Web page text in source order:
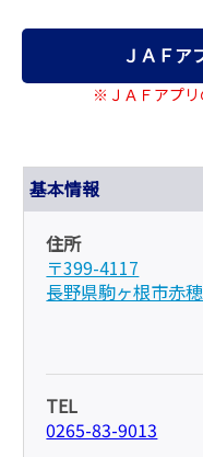
ＪＡＦア
※ＪＡＦアプリ
基本情報
住所
〒399-4117
長野県駒ヶ根市赤
TEL
0265-83-9013